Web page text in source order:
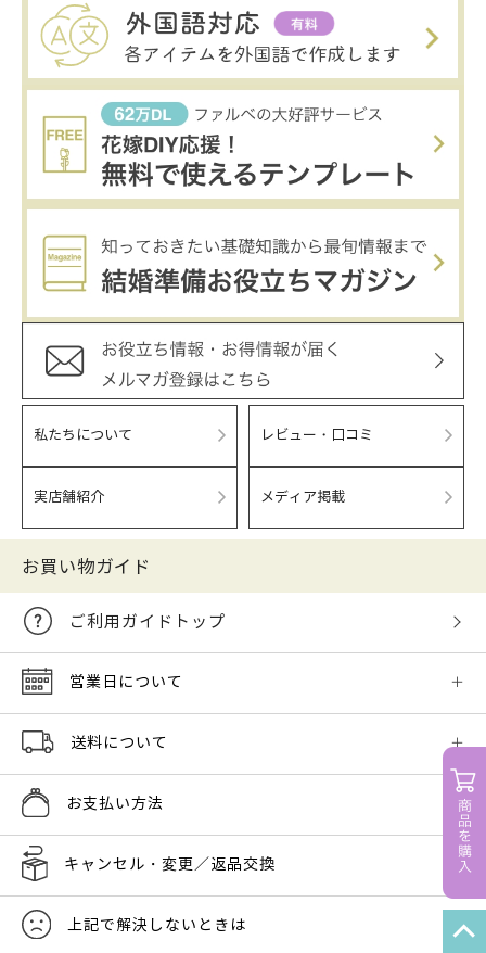
私たちについて レビュー・口コミ
実店舗紹介 メディア掲載
お買い物ガイド
ご利用ガイドトップ
営業日について
送料について
お支払い方法
キャンセル・変更／返品交換
上記で解決しないときは